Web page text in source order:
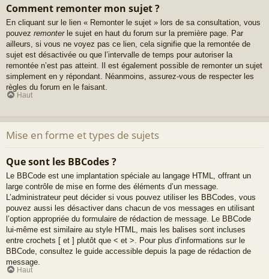
Comment remonter mon sujet ?
En cliquant sur le lien « Remonter le sujet » lors de sa consultation, vous
pouvez remonterle sujet en haut du forum sur la première page. Par
ailleurs, si vous ne voyez pas ce lien, cela signifie que la remontée de
sujet est désactivée ou que l’intervalle de temps pour autoriser la
remontée n’est pas atteint. Il est également possible de remonter un sujet
simplement en y répondant. Néanmoins, assurez-vous de respecter les
règles du forum en le faisant.
Haut
Mise en forme et types de sujets
Que sont les BBCodes ?
Le BBCode est une implantation spéciale au langage HTML, offrant un
large contrôle de mise en forme des éléments d’un message.
L’administrateur peut décider si vous pouvez utiliser les BBCodes, vous
pouvez aussi les désactiver dans chacun de vos messages en utilisant
l’option appropriée du formulaire de rédaction de message. Le BBCode
lui-même est similaire au style HTML, mais les balises sont incluses
entre crochets [ et ] plutôt que < et >. Pour plus d’informations sur le
BBCode, consultez le guide accessible depuis la page de rédaction de
message.
Haut